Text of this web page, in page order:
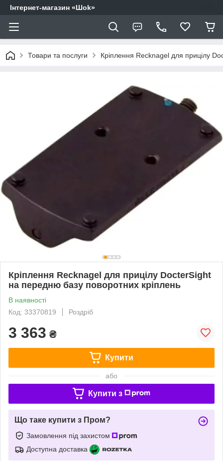
Інтернет-магазин «Шоk»
Товари та послуги Кріплення Recknagel для прицілу
Кріплення Recknagel для прицілу DocterSight
на передню базу поворотних кріплень
В наявності
Код: 33370819
Роздріб
3 363 ₴
Купити
або
Купити з
Що таке купити з Пром?
Замовлення під захистом
Доступна доставка